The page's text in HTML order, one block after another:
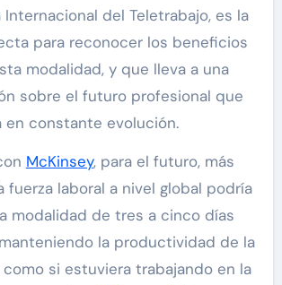
Internacional del Teletrabajo, es la
para reconocer los beneficios
modalidad, y que lleva a una
sobre el futuro profesional que
en constante evolución.
McKinsey, para el futuro, más
fuerza laboral a nivel global podría
modalidad de tres a cinco días
la productividad de la
si estuviera trabajando en la